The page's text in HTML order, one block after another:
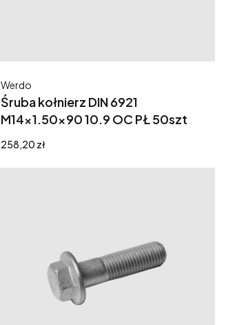
Śruba kołnierz DIN 6921
M14x1.50x90 10.9 OC PŁ 50szt
Producent
Werdo
Cena
258,20 zł